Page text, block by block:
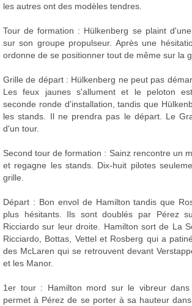
les autres ont des modèles tendres.
Tour de formation : Hülkenberg se plaint
sur son groupe propulseur. Après une
ordonne de se positionner tout de même sur la
Grille de départ : Hülkenberg ne peut pas
Les feux jaunes s'allument et le peloton
seconde ronde d'installation, tandis que
les stands. Il ne prendra pas le départ. Le
d'un tour.
Second tour de formation : Sainz rencontre un
et regagne les stands. Dix-huit pilotes
grille.
Départ : Bon envol de Hamilton tandis que
plus hésitants. Ils sont doublés par Pérez
Ricciardo sur leur droite. Hamilton sort de La
Ricciardo, Bottas, Vettel et Rosberg qui a
des McLaren qui se retrouvent devant
et les Manor.
1er tour : Hamilton mord sur le vibreur
permet à Pérez de se porter à sa hauteur